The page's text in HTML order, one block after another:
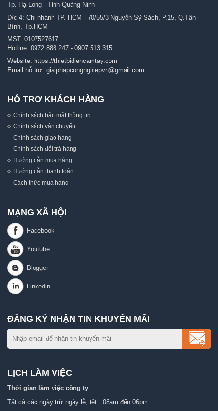
Tp. Hạ Long - Tỉnh Quảng Ninh
Đ/c 4: Chi nhánh TP. HCM - 70/55/3 Nguyễn Sỹ Sách, P.15, Q.Tân
Bình, Tp.HCM
MST: 0107527617
Hotline: 0972.888.247 - 0907.513.315
Website: https://thietbidiencamtay.com
Email hỗ trợ: giaiphapcongnghiepvn@gmail.com
HỖ TRỢ KHÁCH HÀNG
Chính sách bảo mật thông tin
Chính sách vận chuyển
Chính sách giao hàng
Chính sách đổi trả hàng
Hướng dẫn mua hàng
Hướng dẫn thanh toán
Cách thức mua hàng
MẠNG XÃ HỘI
ĐĂNG KÝ NHẬN TIN KHUYẾN MÃI
LỊCH LÀM VIỆC
Thời gian làm việc công ty
Tất cả các ngày trừ ngày lễ, tết : 08am đến 06pm